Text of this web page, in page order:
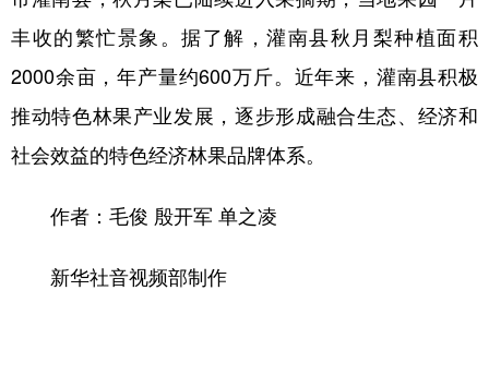
丰收的繁忙景象。据了解，灌南县秋月梨种植面积
2000余亩，年产量约600万斤。近年来，灌南县积极
推动特色林果产业发展，逐步形成融合生态、经济和
社会效益的特色经济林果品牌体系。
作者：毛俊 殷开军 单之凌
新华社音视频部制作